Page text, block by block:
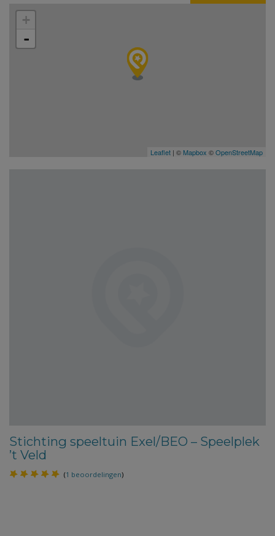
+
-
Leaflet | © Mapbox ©OpenStreetMap
Stichting speeltuin Exel/BEO – Speelplek
’t Veld
(1 beoordelingen)